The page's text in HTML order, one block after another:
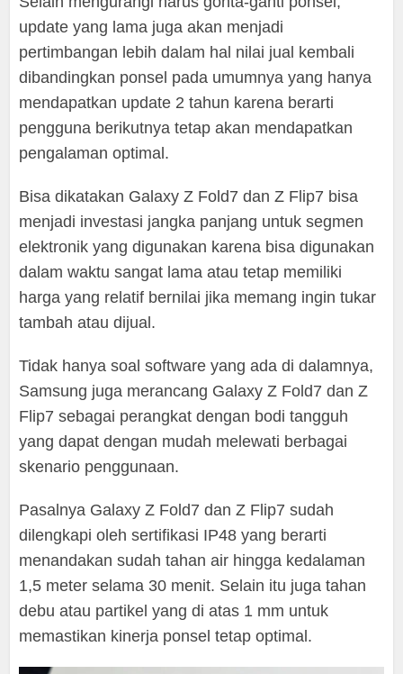
update yang lama juga akan menjadi
pertimbangan lebih dalam hal nilai jual kembali
dibandingkan ponsel pada umumnya yang hanya
mendapatkan update 2 tahun karena berarti
pengguna berikutnya tetap akan mendapatkan
pengalaman optimal.
Bisa dikatakan Galaxy Z Fold7 dan Z Flip7 bisa
menjadi investasi jangka panjang untuk segmen
elektronik yang digunakan karena bisa digunakan
dalam waktu sangat lama atau tetap memiliki
harga yang relatif bernilai jika memang ingin tukar
tambah atau dijual.
Tidak hanya soal software yang ada di dalamnya,
Samsung juga merancang Galaxy Z Fold7 dan Z
Flip7 sebagai perangkat dengan bodi tangguh
yang dapat dengan mudah melewati berbagai
skenario penggunaan.
Pasalnya Galaxy Z Fold7 dan Z Flip7 sudah
dilengkapi oleh sertifikasi IP48 yang berarti
menandakan sudah tahan air hingga kedalaman
1,5 meter selama 30 menit. Selain itu juga tahan
debu atau partikel yang di atas 1 mm untuk
memastikan kinerja ponsel tetap optimal.